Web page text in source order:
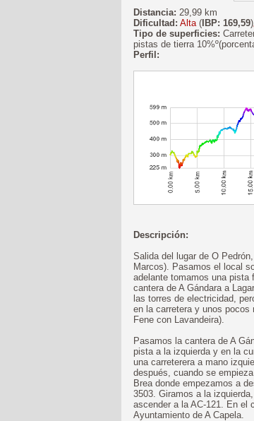
Distancia: 29,99 km
Dificultad: Alta( IBP: 169,59)
Tipo de superficies:
pistas de tierra
Perfil:
Descripción:
Salida del lugar de O
Marcos). Pasamos el local
adelante tomamos una pista
cantera de A Gándara a
las torres de electricidad,
en la carretera y unos pocos
Fene con Lavandeira).
Pasamos la cantera de A
pista a la izquierda y en la
una carreterera a mano
después, cuando se
Brea donde empezamos a
3503. Giramos a la
ascender a la AC-121. En el
Ayuntamiento de A Capela.